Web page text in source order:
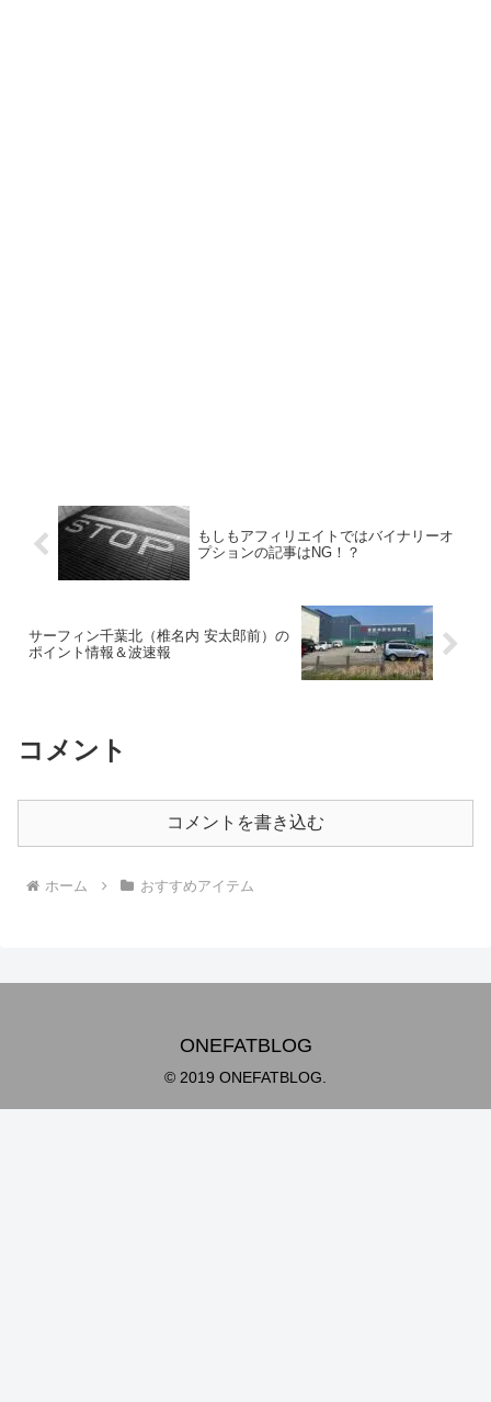
もしもアフィリエイトではバイナリーオ
プションの記事はNG！？
サーフィン千葉北（椎名内 安太郎前）の
ポイント情報＆波速報
コメント
コメントを書き込む
ホーム おすすめアイテム
ONEFATBLOG
© 2019 ONEFATBLOG.